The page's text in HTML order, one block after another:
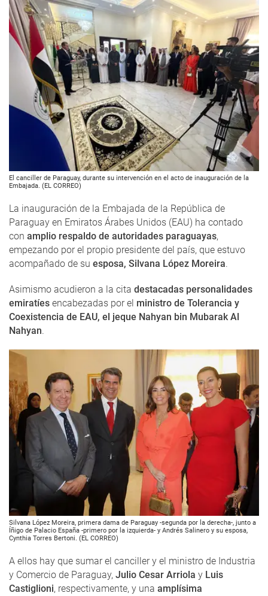
El canciller de Paraguay, durante su intervención en el acto de inauguración de la
Embajada. (EL CORREO)
La inauguración de la Embajada de la República de
Paraguay en Emiratos Árabes Unidos (EAU) ha contado
con amplio respaldo de autoridades paraguayas,
empezando por el propio presidente del país, que estuvo
acompañado de su esposa, Silvana López Moreira.
Asimismo acudieron a la cita destacadas personalidades
emiratíes encabezadas por el ministro de Tolerancia y
Coexistencia de EAU, el jeque Nahyan bin Mubarak Al
Nahyan.
Silvana López Moreira, primera dama de Paraguay -segunda por la derecha-, junto a
Íñigo de Palacio España -primero por la izquierda- y Andrés Salinero y su esposa,
Cynthia Torres Bertoni. (EL CORREO)
A ellos hay que sumar el canciller y el ministro de Industria
y Comercio de Paraguay, Julio Cesar Arriola y Luis
Castiglioni, respectivamente, y una amplísima